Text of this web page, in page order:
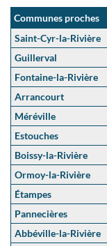
Communes proches
Saint-Cyr-la-Rivière
Guillerval
Fontaine-la-Rivière
Arrancourt
Méréville
Estouches
Boissy-la-Rivière
Ormoy-la-Rivière
Étampes
Pannecières
Abbéville-la-Rivière